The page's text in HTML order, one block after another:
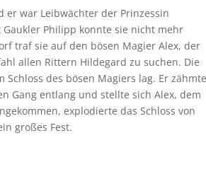
er war Leibwächter der Prinzessin
Gaukler Philipp konnte sie nicht mehr
traf sie auf den bösen Magier Alex, der
allen Rittern Hildegard zu suchen. Die
des bösen Magiers lag. Er zähmte
Gang entlang und stellte sich Alex, dem
explodierte das Schloss von
großes Fest.